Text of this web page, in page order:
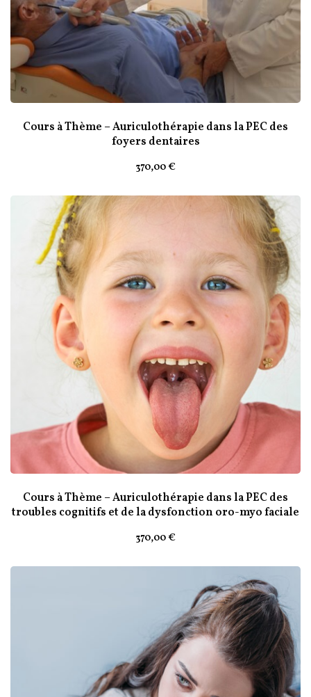
Cours à Thème – Auriculothérapie dans la PEC des
foyers dentaires
370,00€
Cours à Thème – Auriculothérapie dans la PEC des
troubles cognitifs et de la dysfonction oro-myo faciale
370,00€